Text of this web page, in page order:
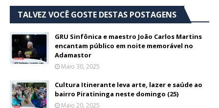
TALVEZ VOCÊ GOSTE DESTAS POSTAGENS
GRU Sinfônica e maestro João Carlos Martins
encantam público em noite memorável no
Adamastor
Maio 30, 2025
Cultura Itinerante leva arte, lazer e saúde ao
bairro Piratininga neste domingo (25)
Maio 20, 2025